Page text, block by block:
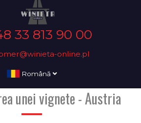
33 813 90 00
online.pl
Română
unei vignete - Austria